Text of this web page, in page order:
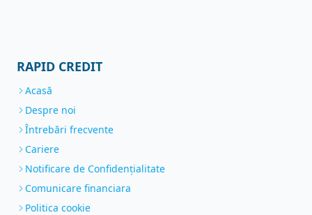
RAPID CREDIT
Acasă
Despre noi
Întrebări frecvente
Cariere
Notificare de Confidenţialitate
Comunicare financiara
Politica cookie